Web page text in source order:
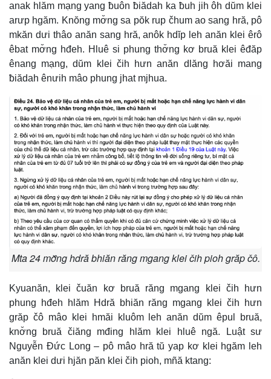
g
T
anak hlăm mạng yang ƀuôn ƀiădah ka ƀuh jih ôh dŭm klei
arưp hgăm. Knŏng mơ̆ng sa pŏk rup čhum ao sang hră, pô
mkăn dưi thâo anăn sang hră, anôk hdĭp leh anăn klei êrô
êbat mơ̆ng hđeh. Hluê si phung thơ̆ng kơ bruă klei êđăp
ênang mạng, dŭm klei čih hưn anăn dlăng hơăi mang
ƀiădah ênưih mâo phung jhat mjhua.
Mta 24 mơ̆ng hdră bhiăn răng mgang klei čih pioh grăp čô.
Kyuanăn, klei čuăn kơ bruă răng mgang klei čih hưn
phung hđeh hlăm Hdră bhiăn răng mgang klei čih hưn
grăp čô mâo klei hmăi kluôm leh anăn dŭm êpul bruă,
knơ̆ng bruă čiăng mđing hlăm klei hluê ngă. Luật sư
Nguyễn Đức Long – pô mâo hră tŭ yap kơ klei hgăm leh
anăn klei dưi hjăn păn klei čih pioh, mñă ktang: